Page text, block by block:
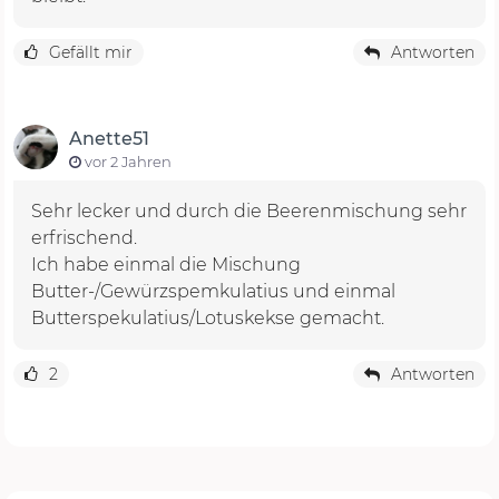
Gefällt mir Antworten
Anette51
vor 2 Jahren
Sehr lecker und durch die Beerenmischung sehr
erfrischend.
Ich habe einmal die Mischung
Butter-/Gewürzspemkulatius und einmal
Butterspekulatius/Lotuskekse gemacht.
2 Antworten